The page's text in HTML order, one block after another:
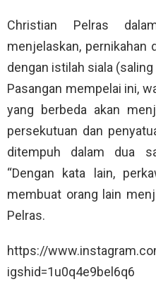
Christian Pelras
menjelaskan, pernikahan
dengan istilah siala
Pasangan mempelai ini,
yang berbeda akan
persekutuan dan
ditempuh dalam dua
“Dengan kata lain,
membuat orang lain
Pelras.
https://
igshid=1u0q4e9bel6q6